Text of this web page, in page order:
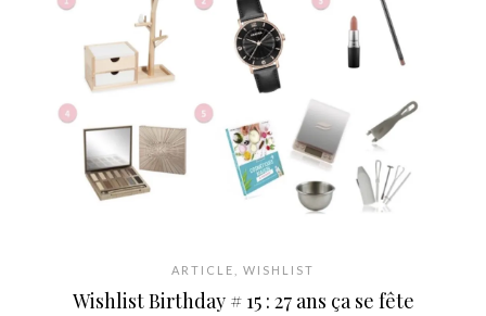
ARTICLE WISHLIST
Wishlist Birthday # 15 : 27 ans ça se fête